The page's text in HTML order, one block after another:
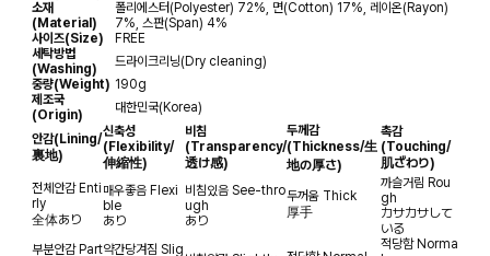
소재
(Material)
폴리에스터(Polyester) 72%, 면(Cotton) 17%, 레이온(Rayon)
7%, 스판(Span) 4%
사이즈(Size)
FREE
세탁방법
(Washing)
드라이크리닝(Dry cleaning)
중량(Weight) 190g
제조국
(Origin)
대한민국(Korea)
안감(Lining/
裏地)
신축성
(Flexibility/
伸縮性)
비침
(Transparency/
透け感)
두께감
(Thickness/生
地の厚さ)
촉감
(Touching/
肌ざわり)
전체안감 Enti
rly
全体あり
매우좋음 Flexi
ble
あり
비침있음 See-thro
ugh
あり
두꺼움 Thick
厚手
까슬거림 Rou
gh
カサカサして
いる
부분안감 Part약간당겨짐 Slig
적당함 Norma